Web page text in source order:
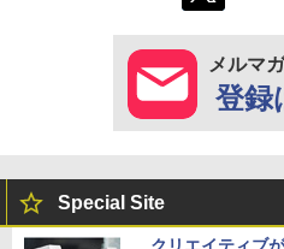
メルマ
登録
Special Site